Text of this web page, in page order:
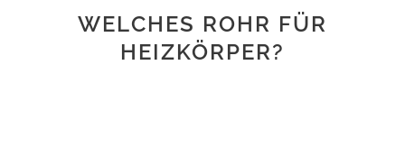
WELCHES ROHR FÜR
HEIZKÖRPER?